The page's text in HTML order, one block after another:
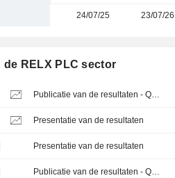
24/07/25 23/07/26
RELX PLC sector
Publicatie van de resultaten - Q2 2026
Presentatie van de resultaten
Presentatie van de resultaten
Publicatie van de resultaten - Q2 2026